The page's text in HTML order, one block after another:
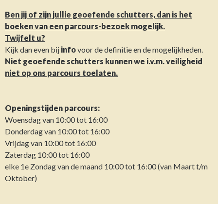
Ben jij of zijn jullie geoefende schutters, dan is het
boeken van een parcours-bezoek mogelijk.
Twijfelt u?
Kijk dan even bij infovoor de definitie en de mogelijkheden.
Niet geoefende schutters kunnen we i.v.m. veiligheid
niet op ons parcours toelaten.
Openingstijden parcours:
Woensdag van 10:00 tot 16:00
Donderdag van 10:00 tot 16:00
Vrijdag van 10:00 tot 16:00
Zaterdag 10:00 tot 16:00
elke 1e Zondag van de maand 10:00 tot 16:00 (van Maart t/m
Oktober)